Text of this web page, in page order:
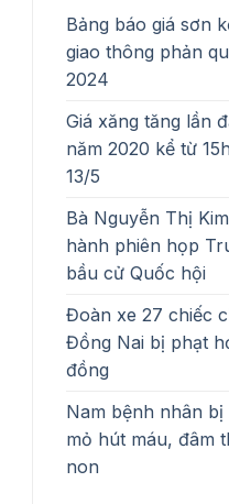
Bảng báo giá sơn
giao thông phản
2024
Giá xăng tăng lần
năm 2020 kể từ
13/5
Bà Nguyễn Thị
hành phiên họp
bầu cử Quốc hội
Đoàn xe 27 chiếc
Đồng Nai bị phạt
đồng
Nam bệnh nhân bị
mỏ hút máu, đâm
non